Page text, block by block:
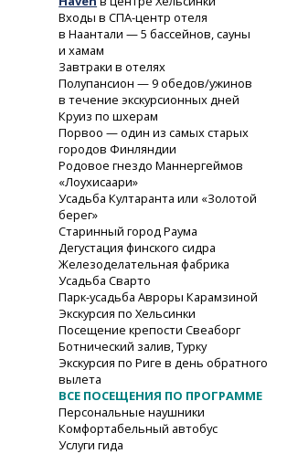
Входыв СПА-центр отеля
в Наантали — 5 бассейнов, сауны
и хамам
Завтраки в отелях
Полупансион — 9 обедов/ужинов
в течение экскурсионных дней
Круиз по шхерам
Порвоо — один из самых старых
городов Финляндии
Родовое гнездо Маннергеймов
«Лоухисаари»
Усадьба Култаранта или «Золотой
берег»
Старинный город Раума
Дегустация финского сидра
Железоделательная фабрика
Усадьба Сварто
Парк-усадьба Авроры Карамзиной
Экскурсия по Хельсинки
Посещение крепости Свеаборг
Ботнический залив, Турку
Экскурсия по Риге в день обратного
вылета
ВСЕ ПОСЕЩЕНИЯ ПО ПРОГРАММЕ
Персональные наушники
Комфортабельный автобус
Услуги гида